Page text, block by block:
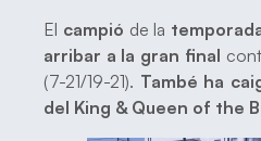
El campió de la
arribar a la gran final
(7-21/19-21). També ha
del King & Queen of the